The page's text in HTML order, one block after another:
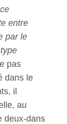
entre
par le
pas
dans le
il
au
deux-dans